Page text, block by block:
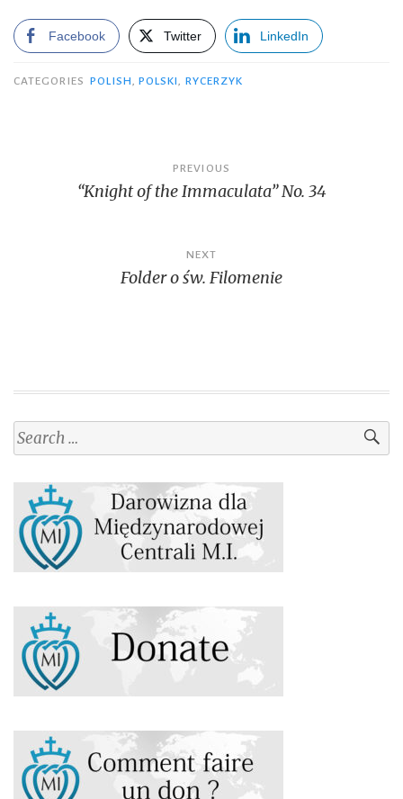
Facebook Twitter LinkedIn
CATEGORIES POLISH POLSKI RYCERZYK
navigation
PREVIOUS
“Knight of the Immaculata” No. 34
NEXT
Folder o św. Filomenie
Search
for: